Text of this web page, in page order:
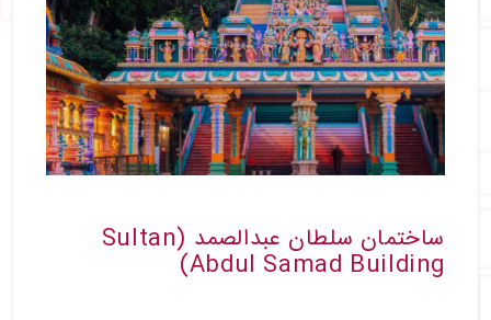
ساختمان سلطان عبدالصمد (Sultan
Abdul Samad Building)